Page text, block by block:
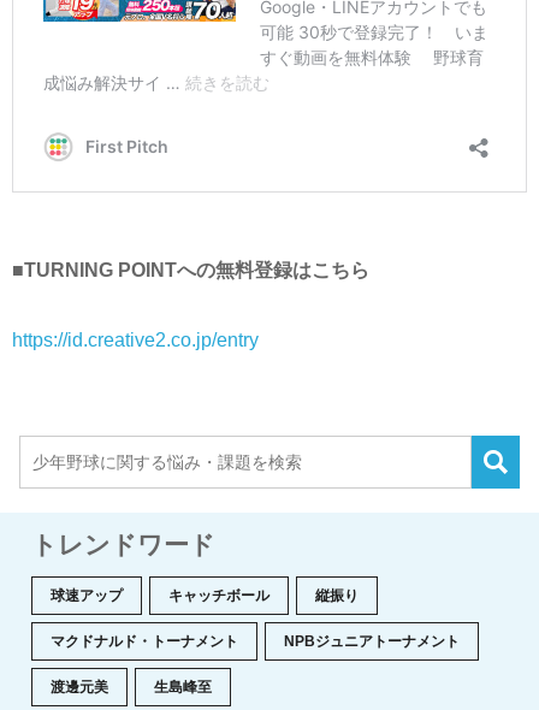
■TURNING POINTへの無料登録はこちら
https://id.creative2.co.jp/entry
トレンドワード
球速アップ キャッチボール 縦振り
マクドナルド・トーナメント NPBジュニアトーナメント
渡邊元美 生島峰至